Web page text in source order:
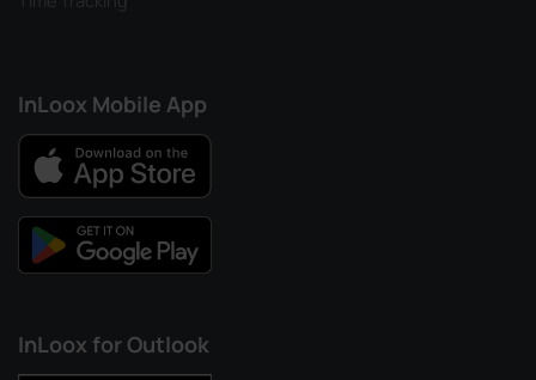
InLoox Mobile App
InLoox for Outlook